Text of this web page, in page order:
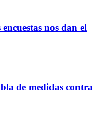
nos dan el
de medidas contra